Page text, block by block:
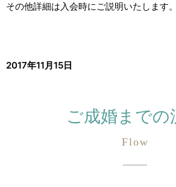
その他詳細は入会時にご説明いたします。
2017年11月15日
ご成婚までの